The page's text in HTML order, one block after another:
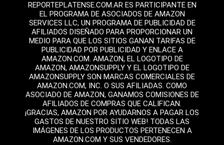
REPORTEPLATENSE.COM.AR ES PARTICIPANTE EN
EL PROGRAMA DE ASOCIADOS DE AMAZON
SERVICES LLC, UN PROGRAMA DE PUBLICIDAD DE
AFILIADOS DISEÑADO PARA PROPORCIONAR UN
MEDIO PARA QUE LOS SITIOS GANAN TARIFAS DE
PUBLICIDAD POR PUBLICIDAD Y ENLACE A
AMAZON.COM. AMAZON, EL LOGOTIPO DE
AMAZON, AMAZONSUPPLY Y EL LOGOTIPO DE
AMAZONSUPPLY SON MARCAS COMERCIALES DE
AMAZON.COM, INC. O SUS AFILIADAS. COMO
ASOCIADO DE AMAZON, GANAMOS COMISIONES DE
AFILIADOS DE COMPRAS QUE CALIFICAN.
¡GRACIAS, AMAZON POR AYUDARNOS A PAGAR LOS
GASTOS DE NUESTRO SITIO WEB! TODAS LAS
IMÁGENES DE LOS PRODUCTOS PERTENECEN A
AMAZON.COM Y SUS VENDEDORES.